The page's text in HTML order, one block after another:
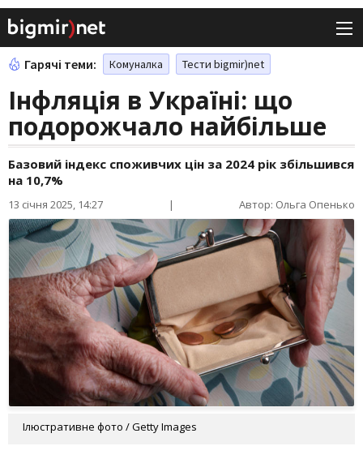
Гарячі теми: Комуналка Тести bigmir)net
Інфляція в Україні: що
подорожчало найбільше
Базовий індекс споживчих цін за 2024 рік збільшився
на 10,7%
13 січня 2025, 14:27 | Автор: Ольга Опенько
Ілюстративне фото / Getty Images